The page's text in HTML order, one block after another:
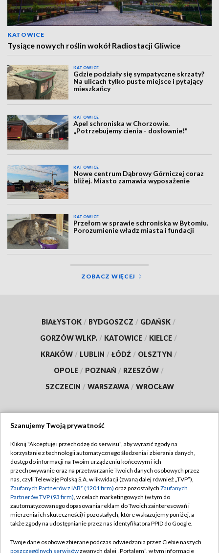
KATOWICE
Tysiące nowych roślin wokół Radiostacji Gliwice
KATOWICE
Gdzie podziały się sympatyczne skrzaty?
Na ulicach tylko puste miejsce i pytający
mieszkańcy
KATOWICE
Apel schroniska w Chorzowie.
„Potrzebujemy cienia - dosłownie!"
KATOWICE
Nowe centrum Dąbrowy Górniczej coraz
bliżej. Miasto zamawia wyposażenie
KATOWICE
Przełom w sprawie schroniska w Bytomiu.
Porozumienie władz miasta i fundacji
ZOBACZ WIĘCEJ
BIAŁYSTOK / BYDGOSZCZ / GDAŃSK /
GORZÓW WLKP. / KATOWICE / KIELCE /
KRAKÓW / LUBLIN / ŁÓDŹ / OLSZTYN /
OPOLE / POZNAŃ / RZESZÓW /
SZCZECIN / WARSZAWA / WROCŁAW
TVP
Abonament TVP
Emisja w TVP
Centrum informacji TVP
Naziemna Telewizja Cyfrowa
Rada Programowa
Regulamin TVP
Polityka prywatności
Moje zgody
Pomoc
Szanujemy Twoją prywatność
Kliknij "Akceptuję i przechodzę do serwisu", aby wyrazić zgody na
korzystanie z technologii automatycznego śledzenia i zbierania danych,
dostęp do informacji na Twoim urządzeniu końcowym i ich
przechowywanie oraz na przetwarzanie Twoich danych osobowych przez
nas, czyli Telewizję Polską S.A. w likwidacji (zwaną dalej również „TVP”),
Zaufanych Partnerów z IAB* (1201 firm) oraz pozostałych Zaufanych
Partnerów TVP (93 firm), w celach marketingowych (w tym do
zautomatyzowanego dopasowania reklam do Twoich zainteresowań i
mierzenia ich skuteczności) i pozostałych, które wskazujemy poniżej, a
także zgody na udostępnianie przez nas identyfikatora PPID do Google.
Twoje dane osobowe zbierane podczas odwiedzania przez Ciebie naszych
poszczególnych serwisówzwanych dalej „Portalem”, w tym informacje